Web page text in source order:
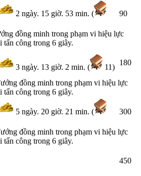
2 ngày. 15 giờ. 53 min. (
90
đồng minh trong phạm vi hiệu lực
công trong 6 giây.
3 ngày. 13 giờ. 2 min. ( 11)
180
đồng minh trong phạm vi hiệu lực
công trong 6 giây.
5 ngày. 20 giờ. 21 min. (
300
đồng minh trong phạm vi hiệu lực
công trong 6 giây.
450